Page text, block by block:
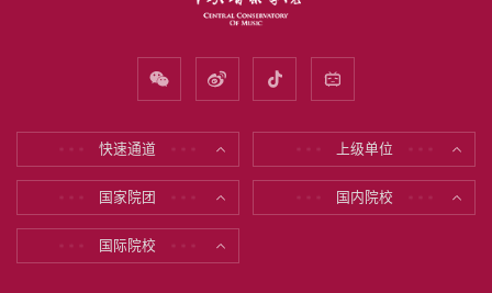
快速通道 上级单位
国家院团 国内院校
国际院校